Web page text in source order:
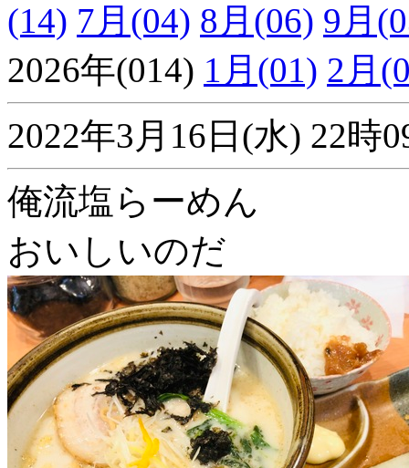
(14) 7月(04) 8月(06) 9月
2026年(014) 1月(01) 2月
2022年3月16日(水) 22時
俺流塩らーめん
おいしいのだ